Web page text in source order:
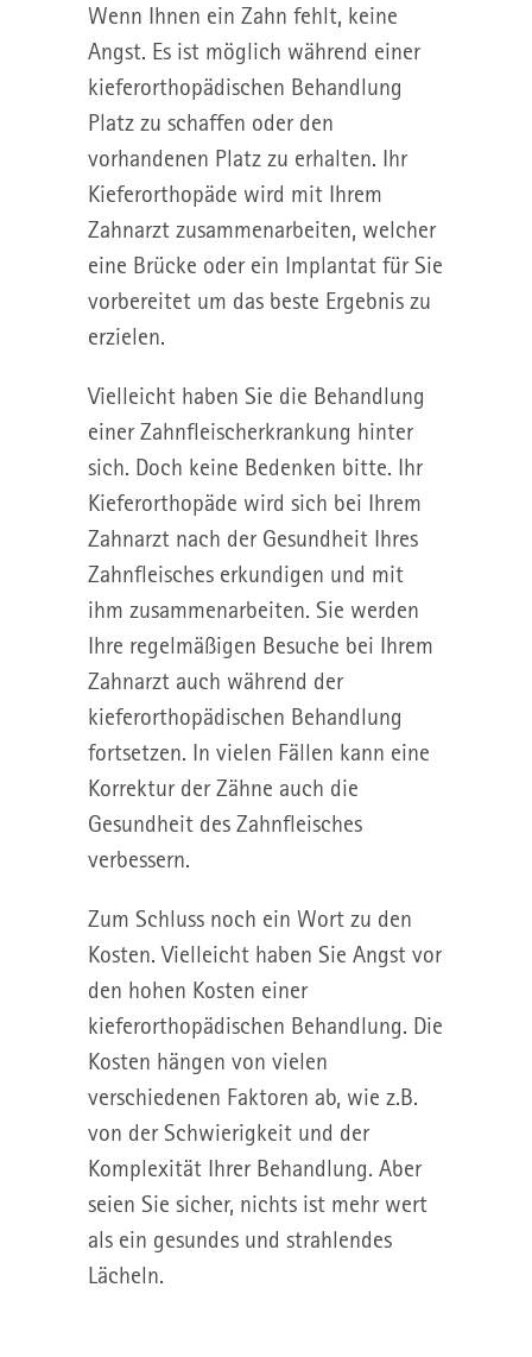
Wenn Ihnen ein Zahn fehlt, keine
Angst. Es ist möglich während einer
kieferorthopädischen Behandlung
Platz zu schaffen oder den
vorhandenen Platz zu erhalten. Ihr
Kieferorthopäde wird mit Ihrem
Zahnarzt zusammenarbeiten, welcher
eine Brücke oder ein Implantat für Sie
vorbereitet um das beste Ergebnis zu
erzielen.
Vielleicht haben Sie die Behandlung
einer Zahnfleischerkrankung hinter
sich. Doch keine Bedenken bitte. Ihr
Kieferorthopäde wird sich bei Ihrem
Zahnarzt nach der Gesundheit Ihres
Zahnfleisches erkundigen und mit
ihm zusammenarbeiten. Sie werden
Ihre regelmäßigen Besuche bei Ihrem
Zahnarzt auch während der
kieferorthopädischen Behandlung
fortsetzen. In vielen Fällen kann eine
Korrektur der Zähne auch die
Gesundheit des Zahnfleisches
verbessern.
Zum Schluss noch ein Wort zu den
Kosten. Vielleicht haben Sie Angst vor
den hohen Kosten einer
kieferorthopädischen Behandlung. Die
Kosten hängen von vielen
verschiedenen Faktoren ab, wie z.B.
von der Schwierigkeit und der
Komplexität Ihrer Behandlung. Aber
seien Sie sicher, nichts ist mehr wert
als ein gesundes und strahlendes
Lächeln.